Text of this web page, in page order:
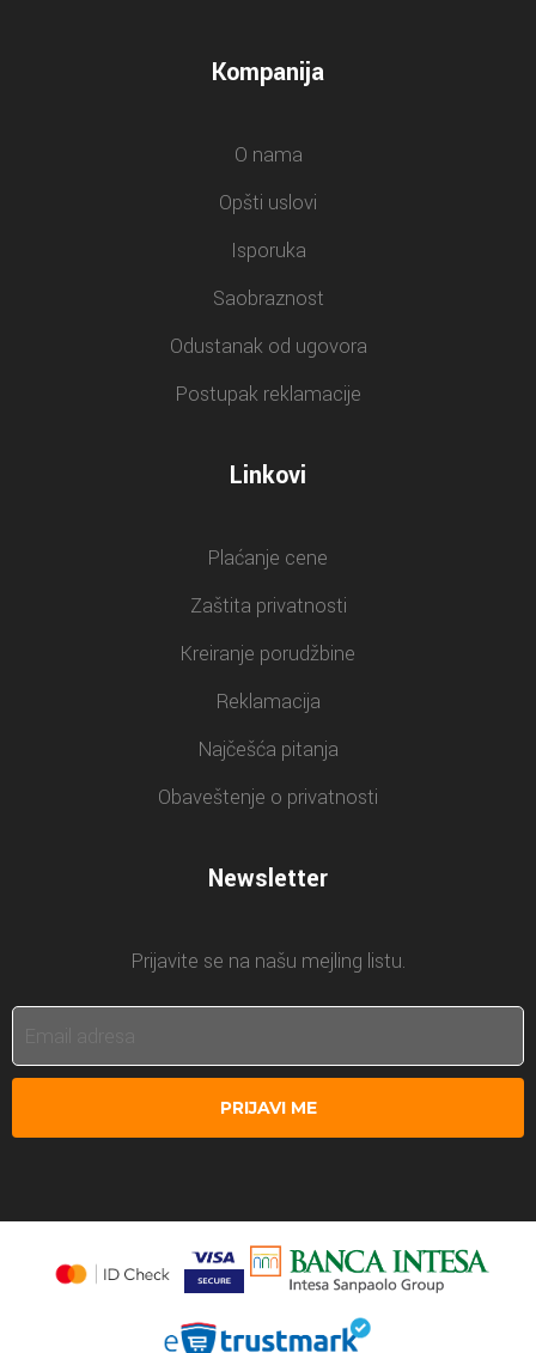
Kompanija
O nama
Opšti uslovi
Isporuka
Saobraznost
Odustanak od ugovora
Postupak reklamacije
Linkovi
Plaćanje cene
Zaštita privatnosti
Kreiranje porudžbine
Reklamacija
Najčešća pitanja
Obaveštenje o privatnosti
Newsletter
Prijavite se na našu mejling listu.
PRIJAVI ME